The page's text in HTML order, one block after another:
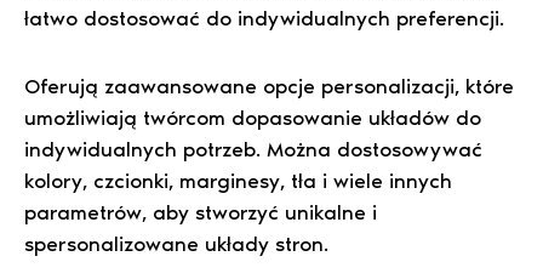
łatwo dostosować do indywidualnych preferencji.
Oferują zaawansowane opcje personalizacji, które
umożliwiają twórcom dopasowanie układów do
indywidualnych potrzeb. Można dostosowywać
kolory, czcionki, marginesy, tła i wiele innych
parametrów, aby stworzyć unikalne i
spersonalizowane układy stron.